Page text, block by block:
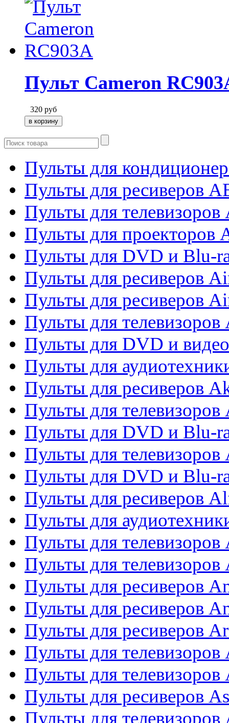
Пульт Cameron
320 руб
Пульты для
Пульты для ресиверов
Пульты для телевизоров
Пульты для проекторов
Пульты для DVD и Blu-
Пульты для ресиверов
Пульты для ресиверов
Пульты для телевизоров
Пульты для DVD и
Пульты для
Пульты для ресиверов
Пульты для телевизоров
Пульты для DVD и Blu-
Пульты для
Пульты для DVD и Blu-
Пульты для ресиверов
Пульты для
Пульты для
Пульты для
Пульты для ресиверов
Пульты для ресиверов
Пульты для ресиверов
Пульты для
Пульты для телевизоров
Пульты для ресиверов
Пульты для телевизоров